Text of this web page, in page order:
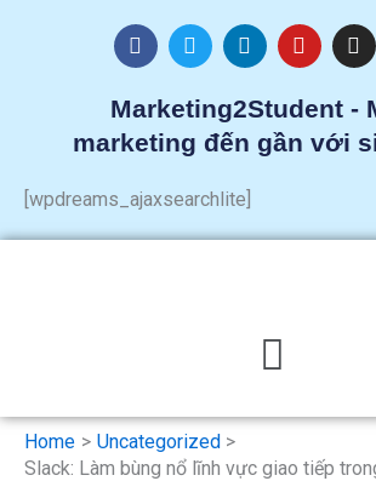
F
a
e
b
o
k
T
w
t
t
e
r
L
i
k
e
d
n
Y
o
t
u
b
I
n
a
g
Marketing2Student -
marketing đến gần với
[wpdreams_ajaxsearchlite]
Menu
Home
Uncategorized
Slack: Làm bùng nổ lĩnh vực giao tiếp